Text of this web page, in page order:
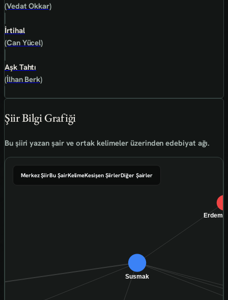
(Vedat Okkar)
İrtihal
(Can Yücel)
Aşk Tahtı
(İlhan Berk)
Şiir Bilgi Grafiği
Bu şiiri yazan şair ve ortak kelimeler üzerinden edebiyat ağı.
Merkez ŞiirBu ŞairKelimeKesişen ŞiirlerDiğer Şairler